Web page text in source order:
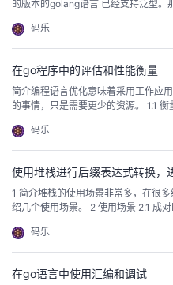
学
我
的
课
程
我
的
认
证
我
的
实
我
的
持
的
技
术
支
我
的
云
声
的版本的golang语言 已经支持泛型。
例如最大，最小，平均，模式，标准
在channel 通道运行的功能，例如将
码乐
在go程序中的评估和性能衡量
简介编程语言优化意味着采用工作应
的事情，只是需要更少的资源。 1.1
有物理资源都有一定的成本——即使
作通常会得到回报。在计算的早期曾
码乐
使用堆栈进行后缀表达式转换，
1 简介堆栈的使用场景非常多，在很
绍几个使用场景。 2 使用场景 2.1 成
算优先级，多层括号的层级是否正确
第一个左括号 匹配 第一个右括号。
码乐
在go语言中使用汇编和调试